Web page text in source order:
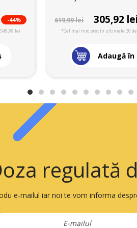
619,99 lei 305,92 lei
*Cel mai mic preț în ultimele 30
Adaugă în
-44%
lei
regulată
e-mailul iar noi te vom informa